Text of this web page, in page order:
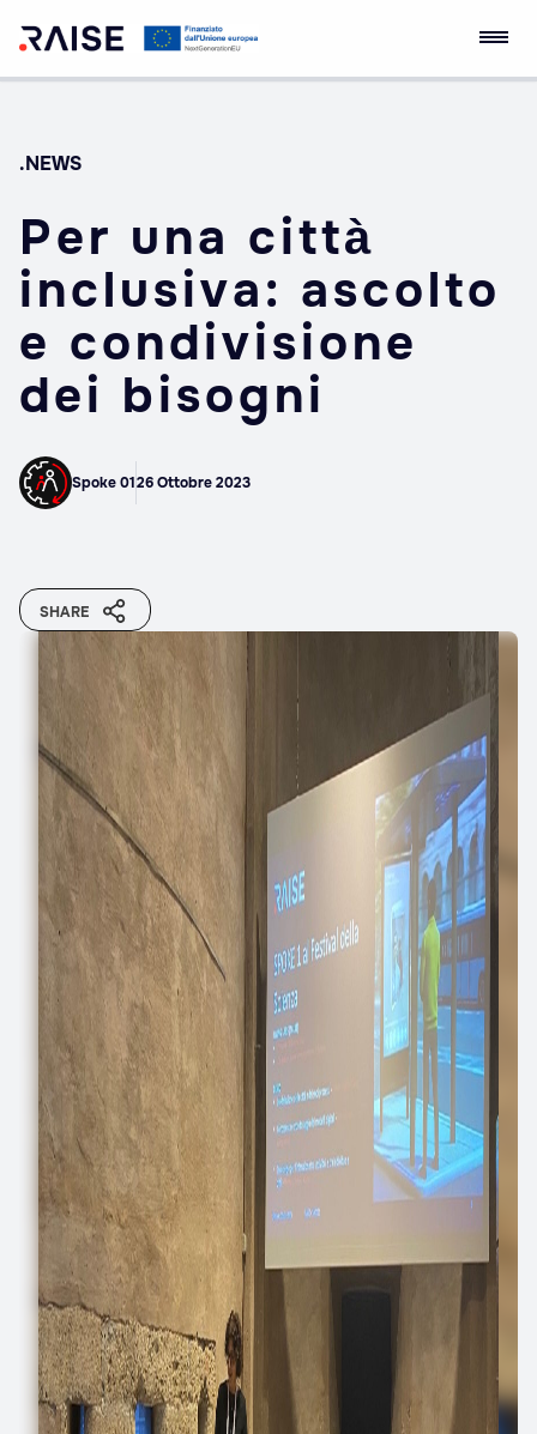
Skip
RAISE
Empowerment
.NEWS
Per una città
inclusiva: ascolto
e condivisione
dei bisogni
Spoke 0126 Ottobre 2023
SHARE